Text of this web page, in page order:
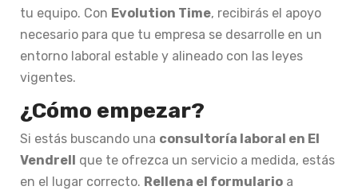
tu equipo. Con Evolution Time, recibirás el apoyo
necesario para que tu empresa se desarrolle en un
entorno laboral estable y alineado con las leyes
vigentes.
¿Cómo empezar?
Si estás buscando una consultoría laboral en El
Vendrell que te ofrezca un servicio a medida, estás
en el lugar correcto. Rellena el formulario a